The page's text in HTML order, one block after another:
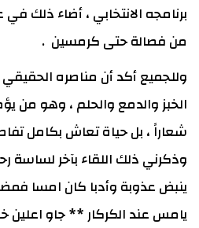
برنامجه الانتخابي ، أضاء ذلك
من فصالة حتى كرمسين .
وللجميع أكد أن مناصره
الخبز والدمع والحلم ، وهو من
شعاراً ، بل حياة تعاش بكامل
وذكرني ذلك اللقاء بآخر لساسة
ينبض عذوبة وأدبا كان امسا
يامس عند الكركار ** جاو اعلين